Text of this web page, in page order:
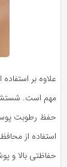
علاوه بر
مهم است.
حفظ رطوبت
استفاده از
حفاظتی بالا و